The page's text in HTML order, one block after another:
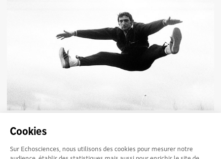
Cookies
Sur Echosciences, nous utilisons des cookies pour mesurer notre
L’Université Toulouse III - Paul Sabatier (et la Faculté des
sciences auparavant), a formé au fil des années de nombreux
étudiants grâce au...